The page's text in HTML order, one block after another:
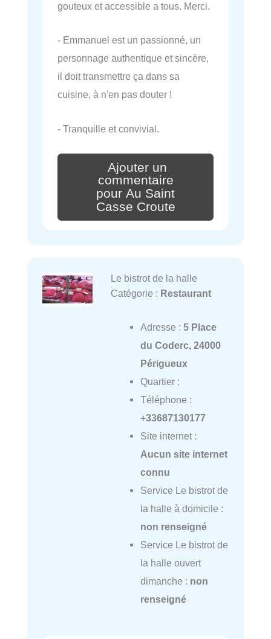
gouteux et accessible a tous. Merci.
- Emmanuel est un passionné, un
personnage authentique et sincère,
il doit transmettre ça dans sa
cuisine, à n'en pas douter !
- Tranquille et convivial.
Ajouter un
commentaire
pour Au Saint
Casse Croute
Le bistrot de la halle
Catégorie : Restaurant
Adresse : 5 Place
du Coderc, 24000
Périgueux
Quartier :
Téléphone :
+33687130177
Site internet :
Aucun site internet
connu
Service Le bistrot de
la halle à domicile :
non renseigné
Service Le bistrot de
la halle ouvert
dimanche : non
renseigné